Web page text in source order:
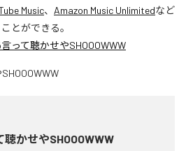
Music、 Amazon Music Unlimitedなど
とができる。
って聴かせやSHOOOWWW
かせやSHOOOWWW